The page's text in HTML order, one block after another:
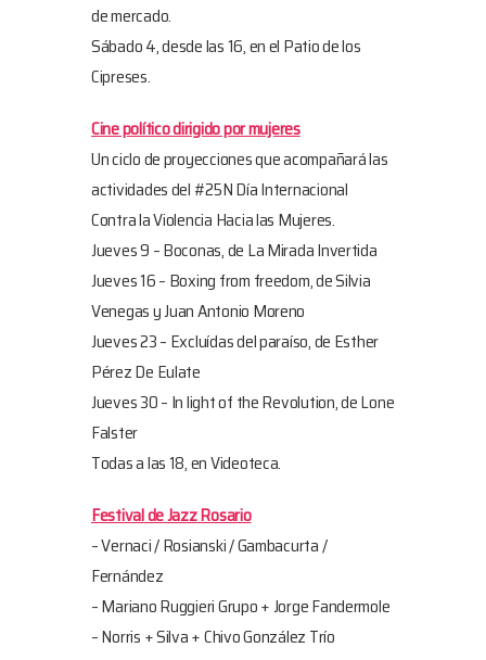
de mercado.
Sábado 4, desde las 16, en el Patio de los
Cipreses.
Cine político dirigido por mujeres
Un ciclo de proyecciones que acompañará las
actividades del #25N Día Internacional
Contra la Violencia Hacia las Mujeres.
Jueves 9 – Boconas, de La Mirada Invertida
Jueves 16 – Boxing from freedom, de Silvia
Venegas y Juan Antonio Moreno
Jueves 23 – Excluídas del paraíso, de Esther
Pérez De Eulate
Jueves 30 – In light of the Revolution, de Lone
Falster
Todas a las 18, en Videoteca.
Festival de Jazz Rosario
– Vernaci / Rosianski / Gambacurta /
Fernández
– Mariano Ruggieri Grupo + Jorge Fandermole
– Norris + Silva + Chivo González Trío